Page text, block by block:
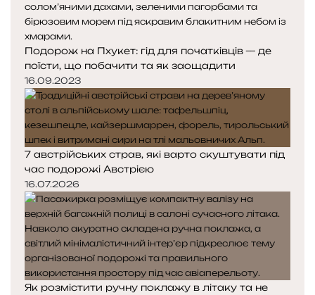
Подорож на Пхукет: гід для початківців — де
поїсти, що побачити та як заощадити
16.09.2023
7 австрійських страв, які варто скуштувати під
час подорожі Австрією
16.07.2026
Як розмістити ручну поклажу в літаку та не